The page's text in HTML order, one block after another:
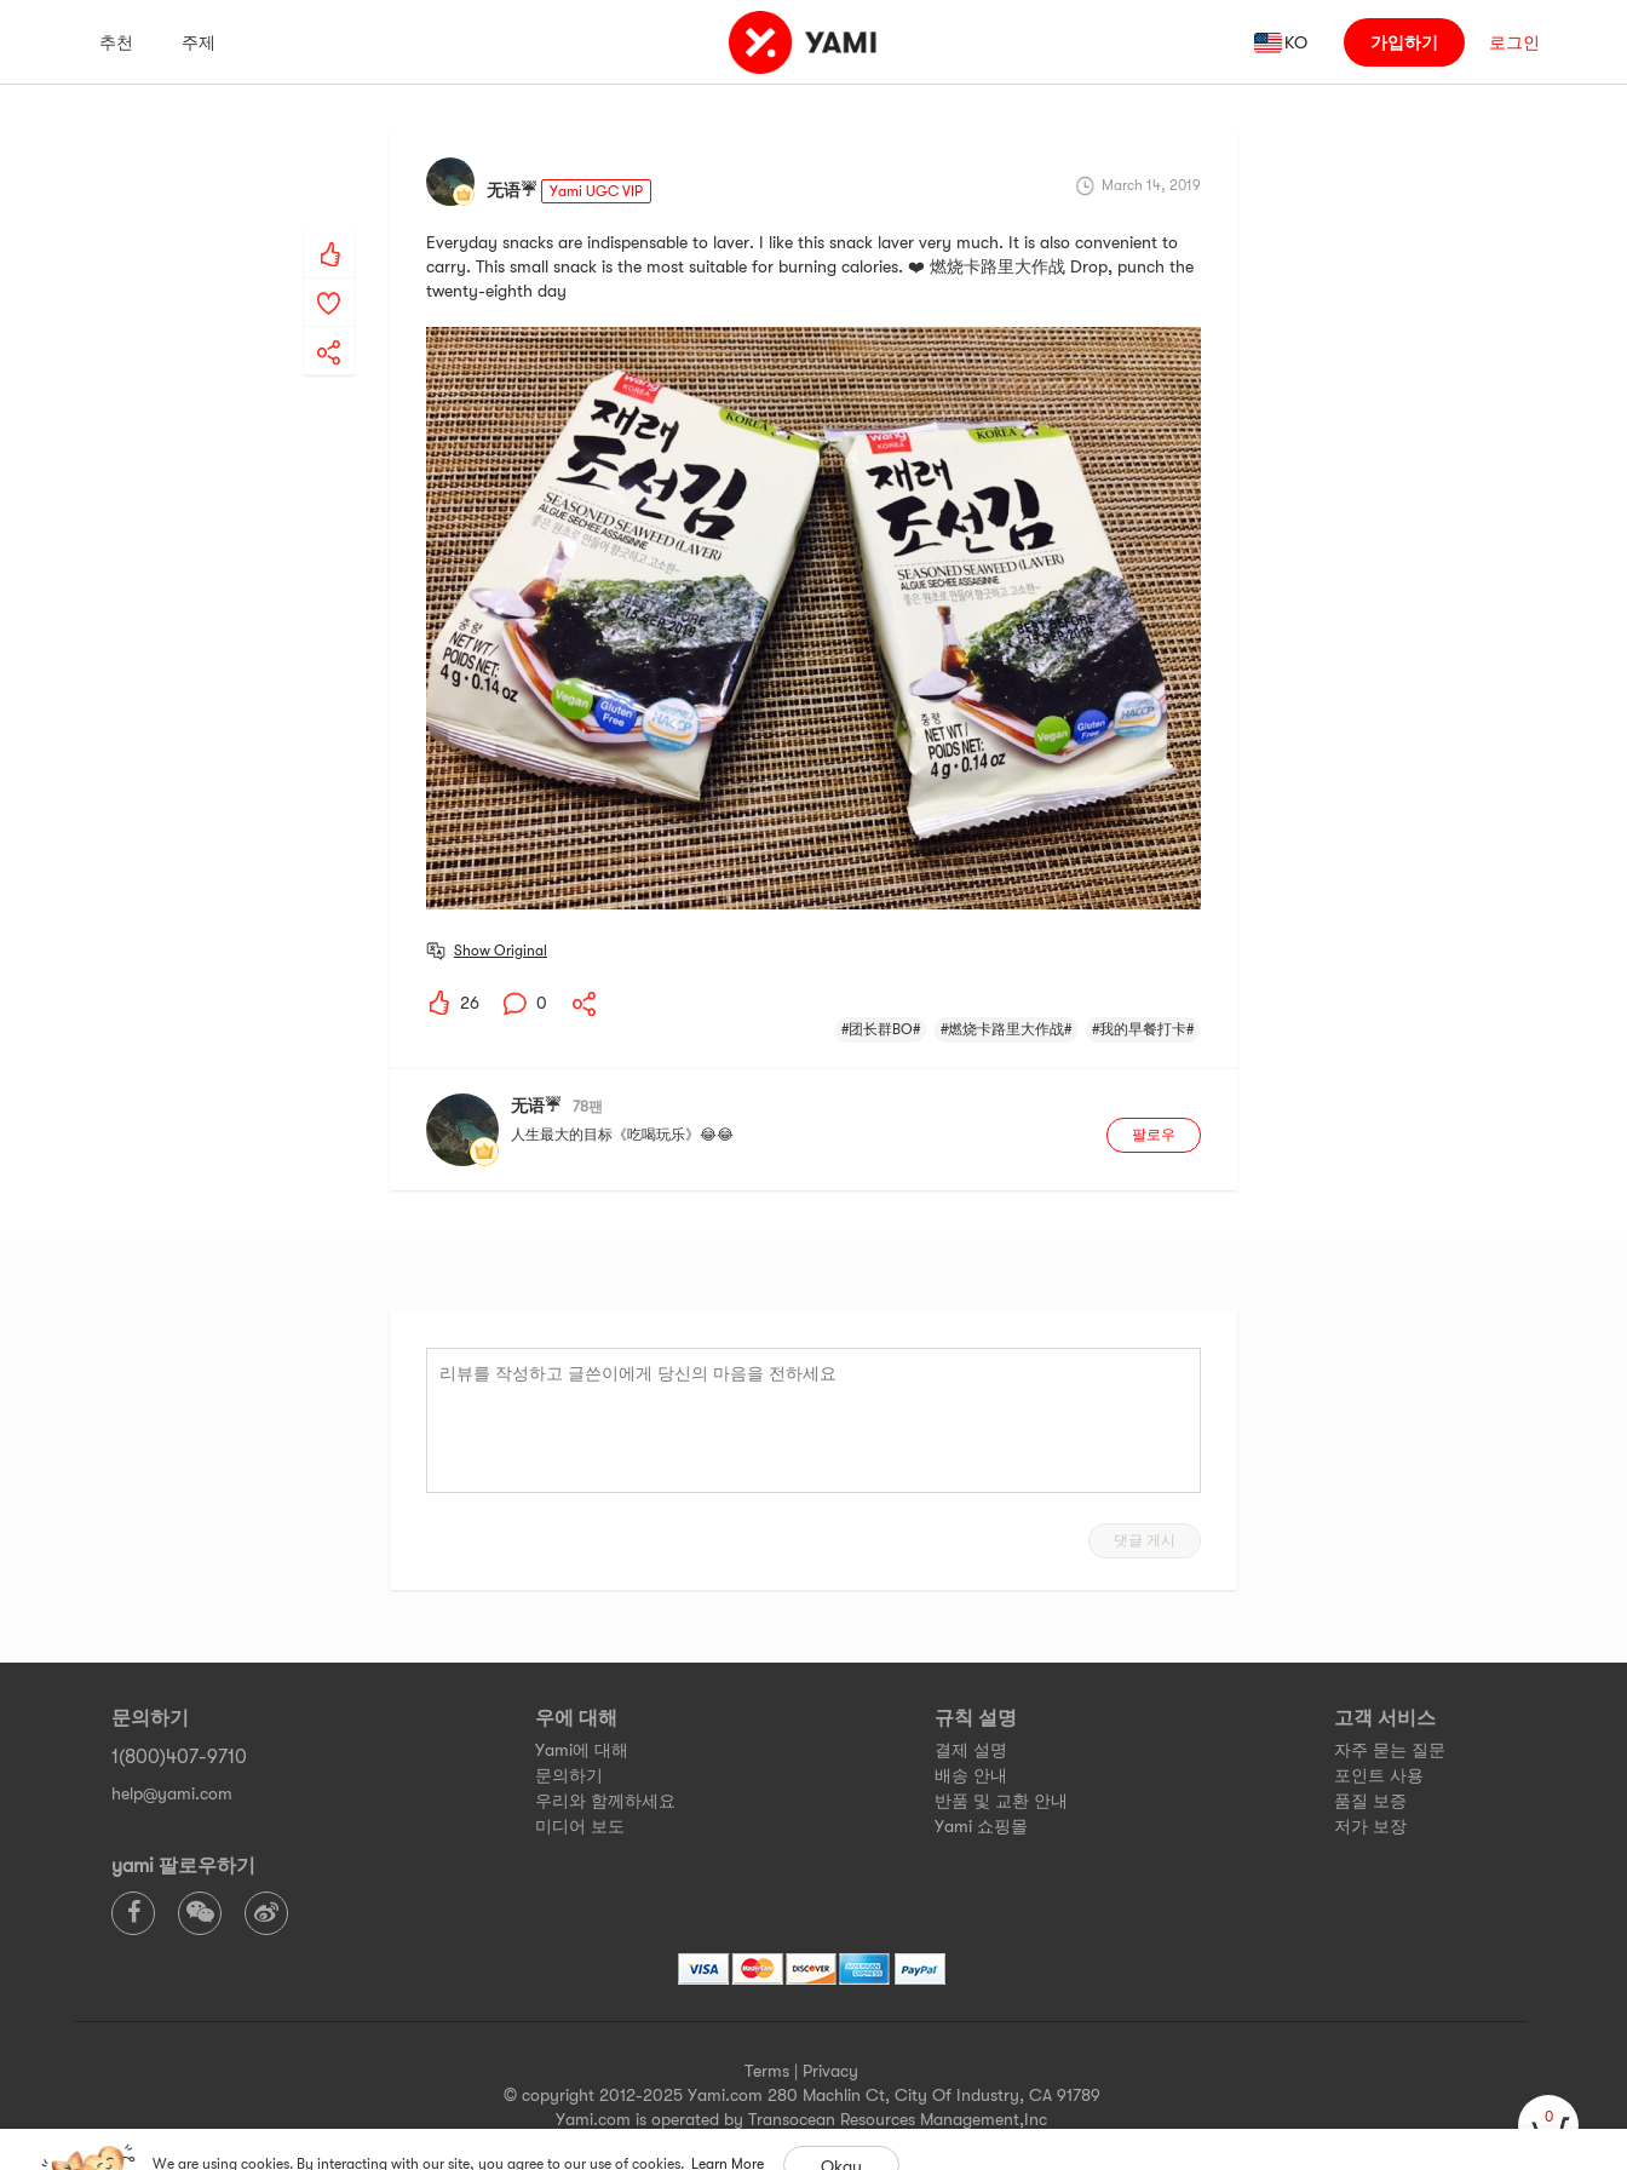
추천 주제 KO 가입하기 로그인
无语☔️ Yami UGC VIP March 14, 2019
Everyday snacks are indispensable to laver. I like this snack laver very much. It is also convenient to
carry. This small snack is the most suitable for burning calories. ❤️ 燃烧卡路里大作战 Drop, punch the
twenty-eighth day
Show Original
26 0
#我的早餐打卡#
#燃烧卡路里大作战#
#团长群BO#
无语☔️ 78팬
人生最大的目标《吃喝玩乐》😂😂
팔로우
댓글 게시
문의하기
1(800)407-9710
help@yami.com
yami 팔로우하기
우에 대해
Yami에 대해
문의하기
우리와 함께하세요
미디어 보도
규칙 설명
결제 설명
배송 안내
반품 및 교환 안내
Yami 쇼핑몰
고객 서비스
자주 묻는 질문
포인트 사용
품질 보증
저가 보장
Terms | Privacy
© copyright 2012-2025 Yami.com 280 Machlin Ct, City Of Industry, CA 91789
Yami.com is operated by Transocean Resources Management,Inc
Yami.com holds a valid California seller's permit.
0
We are using cookies. By interacting with our site, you agree to our use of cookies. Learn More